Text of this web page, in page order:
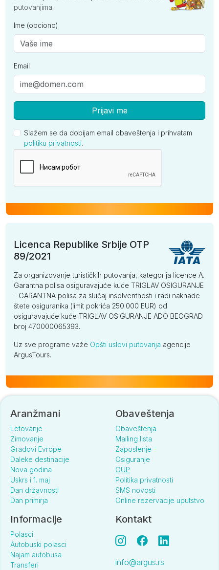
putovanjima.
Ime (opciono)
Email
Prijavi me
Slažem se da dobijam email obaveštenja i prihvatam
politiku privatnosti.
Licenca Republike Srbije OTP
89/2021
Za organizovanje turističkih putovanja, kategorija licence A.
Garantna polisa osiguravajuće kuće TRIGLAV OSIGURANJE
- GARANTNA polisa za slučaj insolventnosti i radi naknade
štete osiguranika (limit pokrića 250.000 EUR) od
osiguravajuće kuće TRIGLAV OSIGURANJE ADO BEOGRAD
broj 470000065393.
Uz sve programe važe Opšti uslovi putovanja agencije
ArgusTours.
Aranžmani
Letovanje
Zimovanje
Gradovi Evrope
Daleke destinacije
Nova godina
Uskrs i 1. maj
Dan državnosti
Dan primirja
Obaveštenja
Obaveštenja
Mailing lista
Zaposlenje
Osiguranje
OUP
Politika privatnosti
SMS novosti
Online rezervacije uputstvo
Informacije
Polasci
Autobuski polasci
Najam autobusa
Transferi
Kontakt
info@argus.rs